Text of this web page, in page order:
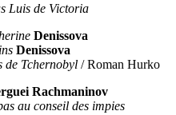
Luis de Victoria
Denissova
Denissova
de Tchernobyl / Roman Hurko
Rachmaninov
au conseil des impies